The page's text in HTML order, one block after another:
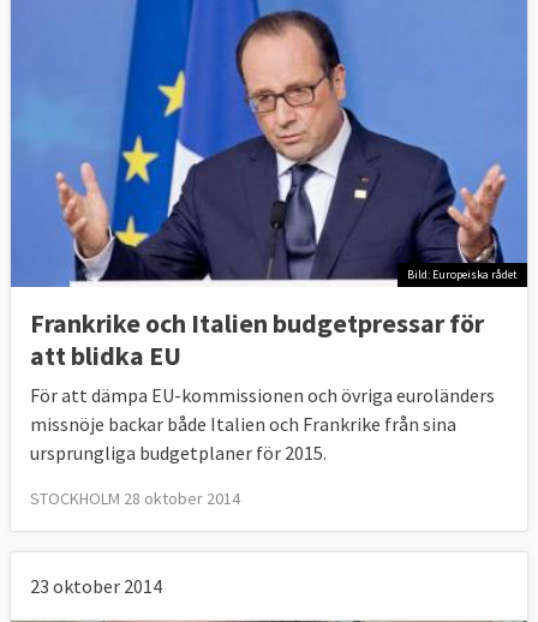
Bild: Europeiska rådet
Frankrike och Italien budgetpressar för
att blidka EU
För att dämpa EU-kommissionen och övriga euroländers
missnöje backar både Italien och Frankrike från sina
ursprungliga budgetplaner för 2015.
STOCKHOLM 28 oktober 2014
23 oktober 2014